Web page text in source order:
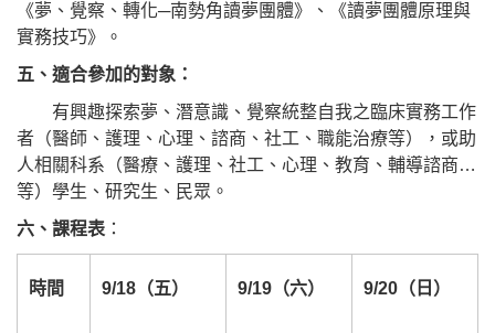
《夢、覺察、轉化─南勢角讀夢團體》、《讀夢團體原理與
實務技巧》。
五、 適合參加的對象：
有興趣探索夢、潛意識、覺察統整自我之臨床實務工作
者（醫師、護理、心理、諮商、社工、職能治療等），或助
人相關科系（醫療、護理、社工、心理、教育、輔導諮商…
等）學生、研究生、民眾。
六、 課程表 ：
時間 9/18 （五） 9/19 （六） 9/20 （日）